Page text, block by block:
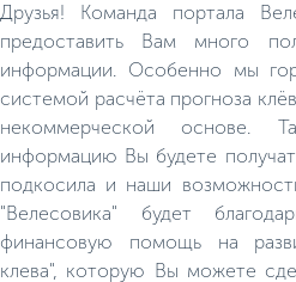
каких случаях и как используется
голец.
Друзья! Команда портала
предоставить Вам много
информации. Особенно мы
системой расчёта прогноза
некоммерческой основе.
информацию Вы будете
подкосила и наши
"Велесовика" будет
финансовую помощь на
клева", которую Вы можете